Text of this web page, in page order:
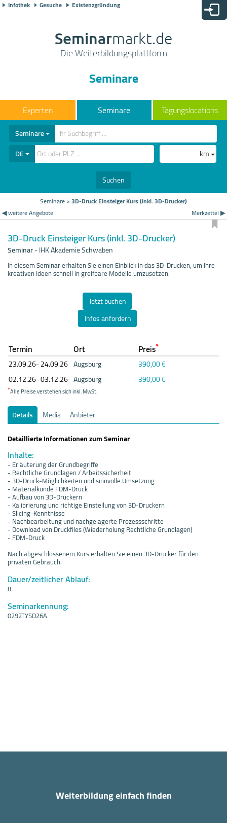
Infothek Gesuche Existenzgründung
Seminarmarkt.de
Die Weiterbildungsplattform
Seminare
Seminare Tagungslocations
Seminare
DE
km
Suchen
Seminare>3D-Druck Einsteiger Kurs (inkl. 3D-Drucker)
◀ weitere Angebote
Merkzettel ▶
3D-Druck Einsteiger Kurs (inkl. 3D-Drucker)
Seminar-IHK Akademie Schwaben
In diesem Seminar erhalten Sie einen Einblick in das 3D-Drucken, um Ihre
kreativen Ideen schnell in greifbare Modelle umzusetzen.
Jetzt buchen
Infos anfordern
Termin Ort Preis*
23.09.26- 24.09.26 Augsburg
390,00 €
02.12.26- 03.12.26 Augsburg 390,00 €
*Alle Preise verstehen sich inkl. MwSt.
Details Media
Anbieter
Detaillierte Informationen zum Seminar
Inhalte:
- Erläuterung der Grundbegriffe
- Rechtliche Grundlagen / Arbeitssicherheit
- 3D-Druck-Möglichkeiten und sinnvolle Umsetzung
- Materialkunde FDM-Druck
- Aufbau von 3D-Druckern
- Kalibrierung und richtige Einstellung von 3D-Druckern
- Slicing-Kenntnisse
- Nachbearbeitung und nachgelagerte Prozessschritte
- Download von Druckfiles (Wiederholung Rechtliche Grundlagen)
- FDM-Druck
Nach abgeschlossenem Kurs erhalten Sie einen 3D-Drucker für den
privaten Gebrauch.
Dauer/zeitlicher Ablauf:
8
Seminarkennung:
0292TYSD26A
Weiterbildung einfach finden